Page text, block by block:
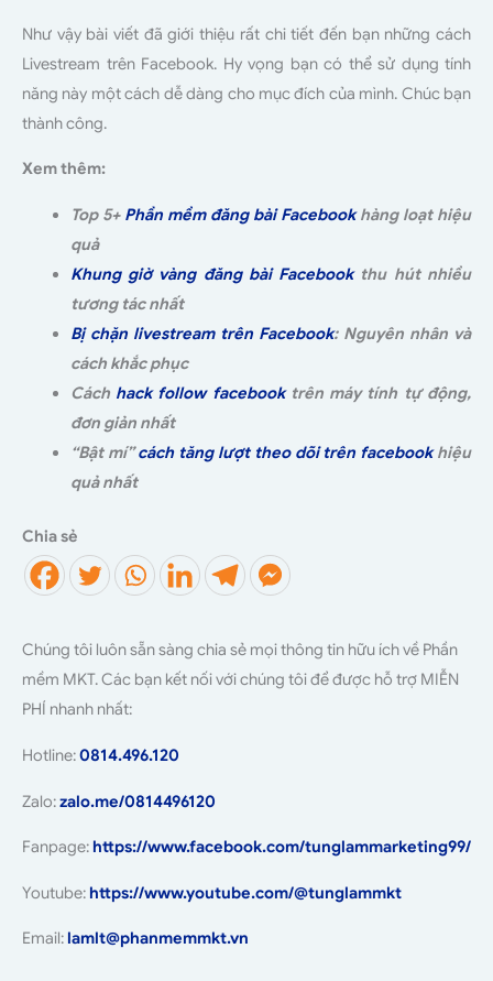
Như vậy bài viết đã giới thiệu rất chi tiết đến bạn những cách
Livestream trên Facebook. Hy vọng bạn có thể sử dụng tính
năng này một cách dễ dàng cho mục đích của mình. Chúc bạn
thành công.
Xem thêm:
Top 5+ Phần mềm đăng bài Facebookhàng loạt hiệu
quả
Khung giờ vàng đăng bài Facebookthu hút nhiều
tương tác nhất
Bị chặn livestream trên Facebook: Nguyên nhân và
cách khắc phục
Cách hack follow facebooktrên máy tính tự động,
đơn giản nhất
“Bật mí”cách tăng lượt theo dõi trên facebookhiệu
quả nhất
Chia sẻ
Chúng tôi luôn sẵn sàng chia sẻ mọi thông tin hữu ích về Phần
mềm MKT. Các bạn kết nối với chúng tôi để được hỗ trợ MIỄN
PHÍ nhanh nhất:
Hotline:0814.496.120
Zalo:zalo.me/0814496120
Fanpage: https://www.facebook.com/tunglammarketing99/
Youtube: https://www.youtube.com/@tunglammkt
Email: lamlt@phanmemmkt.vn